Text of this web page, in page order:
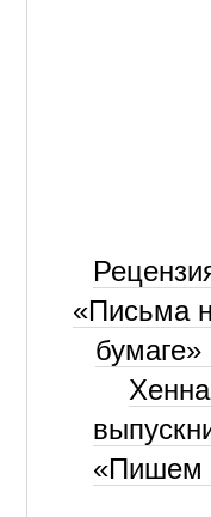
«Письма
бумаге»
«Пишем